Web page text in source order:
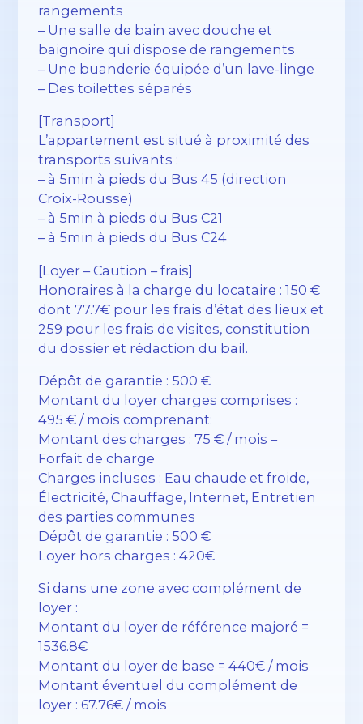
rangements
– Une salle de bain avec douche et
baignoire qui dispose de rangements
– Une buanderie équipée d’un lave-linge
– Des toilettes séparés
[Transport]
L’appartement est situé à proximité des
transports suivants :
– à 5min à pieds du Bus 45 (direction
Croix-Rousse)
– à 5min à pieds du Bus C21
– à 5min à pieds du Bus C24
[Loyer – Caution – frais]
Honoraires à la charge du locataire : 150 €
dont 77.7€ pour les frais d’état des lieux et
259 pour les frais de visites, constitution
du dossier et rédaction du bail.
Dépôt de garantie : 500 €
Montant du loyer charges comprises :
495 € / mois comprenant:
Montant des charges : 75 € / mois –
Forfait de charge
Charges incluses : Eau chaude et froide,
Électricité, Chauffage, Internet, Entretien
des parties communes
Dépôt de garantie : 500 €
Loyer hors charges : 420€
Si dans une zone avec complément de
loyer :
Montant du loyer de référence majoré =
1536.8€
Montant du loyer de base = 440€ / mois
Montant éventuel du complément de
loyer : 67.76€ / mois